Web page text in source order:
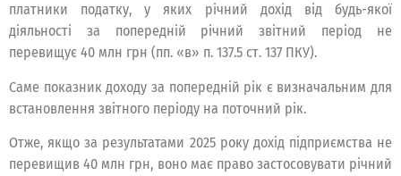
платники податку, у яких річний дохід від будь-якої
діяльності за попередній річний звітний період не
перевищує 40 млн грн (пп. «в» п. 137.5 ст. 137 ПКУ).
Саме показник доходу за попередній рік є визначальним для
встановлення звітного періоду на поточний рік.
Отже, якщо за результатами 2025 року дохід підприємства не
перевищив 40 млн грн, воно має право застосовувати річний